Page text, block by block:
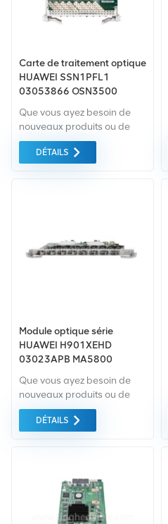
Carte de traitement optique
HUAWEI SSN1PFL1
03053866 OSN3500
Que vous ayez besoin de
nouveaux produits ou de
produits rénovés, il faut une
approche globale Garantie
achetons uniquement des
meilleur prix possible.
DÉTAILS
Module optique série
HUAWEI H901XEHD
03023APB MA5800
Que vous ayez besoin de
nouveaux produits ou de
produits rénovés, il faut une
approche globale Garantie
achetons uniquement des
vert du la plus haute qualité
. Tout cela est fourni au
meilleur prix possible.
DÉTAILS